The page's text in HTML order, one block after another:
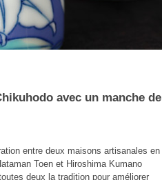
avec un manche de
entre deux maisons artisanales en
Toen et Hiroshima Kumano
deux la tradition pour améliorer